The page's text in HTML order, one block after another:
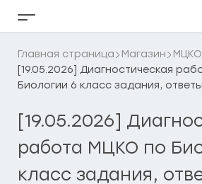
Кнопка
бокового
меню
Главная страница Магазин
МЦКО
[19.05.2026] Диагностическая
Биологии 6 класс задания, ответы
[19.05.2026]
работа МЦКО по
класс задания,